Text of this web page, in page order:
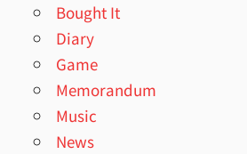
Bought It
Diary
Game
Memorandum
Music
News